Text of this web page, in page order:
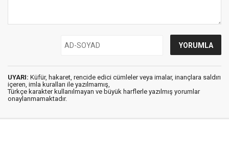
UYARI: Küfür, hakaret, rencide edici cümleler veya imalar, inançlara saldırı
içeren, imla kuralları ile yazılmamış,
Türkçe karakter kullanılmayan ve büyük harflerle yazılmış yorumlar
onaylanmamaktadır.